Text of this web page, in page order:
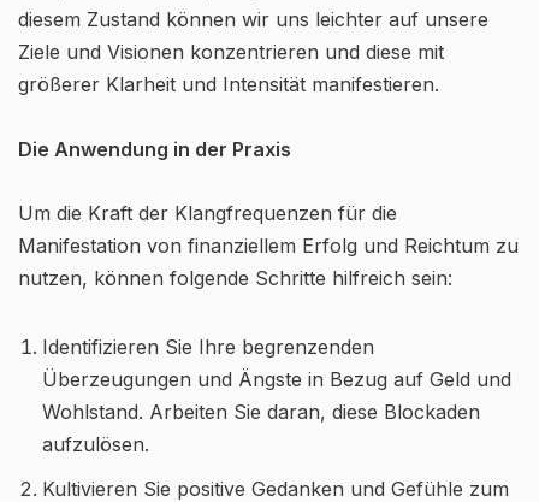
diesem Zustand können wir uns leichter auf unsere
Ziele und Visionen konzentrieren und diese mit
größerer Klarheit und Intensität manifestieren.
Die Anwendung in der Praxis
Um die Kraft der Klangfrequenzen für die
Manifestation von finanziellem Erfolg und Reichtum zu
nutzen, können folgende Schritte hilfreich sein:
Identifizieren Sie Ihre begrenzenden
Überzeugungen und Ängste in Bezug auf Geld und
Wohlstand. Arbeiten Sie daran, diese Blockaden
aufzulösen.
Kultivieren Sie positive Gedanken und Gefühle zum